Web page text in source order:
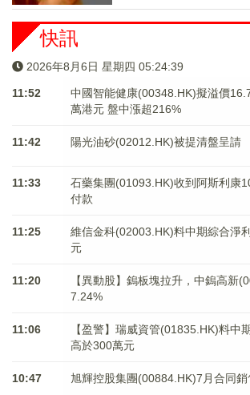
快訊
2026年8月6日 星期四 05:24:39
11:52
中國智能健康(00348.HK)擬溢價
萬港元 ​​​​​​​盤中漲超216%
11:42 陽光油砂(02012.HK)被提清盤呈請
11:33
石藥集團(01093.HK)收到阿斯利康
付款
11:25
維信金科(02003.HK)料中期綜合淨
元
11:20
【異動股】鎢板塊拉升，中鎢高新
7.24%
11:06
【盈警】瑞威資管(01835.HK)料中
高於300萬元
10:47 旭輝控股集團(00884.HK)7月合同